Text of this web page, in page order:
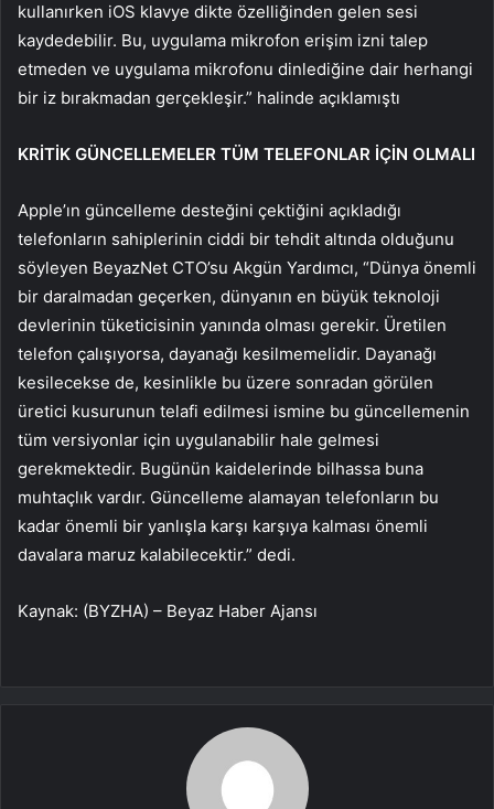
kullanırken iOS klavye dikte özelliğinden gelen sesi
kaydedebilir. Bu, uygulama mikrofon erişim izni talep
etmeden ve uygulama mikrofonu dinlediğine dair herhangi
bir iz bırakmadan gerçekleşir.” halinde açıklamıştı
KRİTİK GÜNCELLEMELER TÜM TELEFONLAR İÇİN OLMALI
Apple’ın güncelleme desteğini çektiğini açıkladığı
telefonların sahiplerinin ciddi bir tehdit altında olduğunu
söyleyen BeyazNet CTO’su Akgün Yardımcı, “Dünya önemli
bir daralmadan geçerken, dünyanın en büyük teknoloji
devlerinin tüketicisinin yanında olması gerekir. Üretilen
telefon çalışıyorsa, dayanağı kesilmemelidir. Dayanağı
kesilecekse de, kesinlikle bu üzere sonradan görülen
üretici kusurunun telafi edilmesi ismine bu güncellemenin
tüm versiyonlar için uygulanabilir hale gelmesi
gerekmektedir. Bugünün kaidelerinde bilhassa buna
muhtaçlık vardır. Güncelleme alamayan telefonların bu
kadar önemli bir yanlışla karşı karşıya kalması önemli
davalara maruz kalabilecektir.” dedi.
Kaynak: (BYZHA) – Beyaz Haber Ajansı